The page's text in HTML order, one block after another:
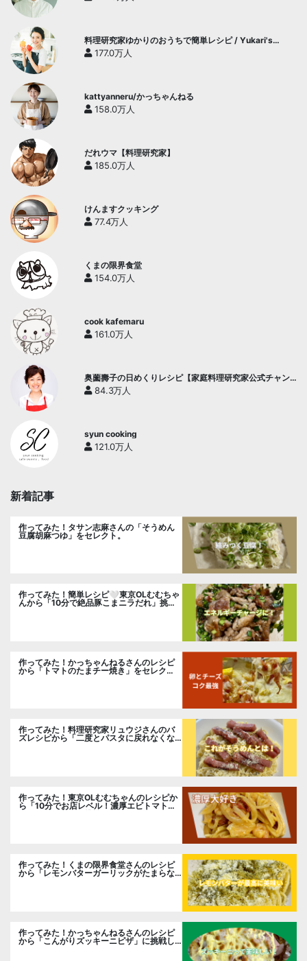
料理研究家ゆかりのおうちで簡単レシピ / Yukari's
Kitchen
177.0万人
kattyanneru/かっちゃんねる
158.0万人
だれウマ【料理研究家】
185.0万人
けんますクッキング
77.4万人
くまの限界食堂
154.0万人
cook kafemaru
161.0万人
奥薗壽子の日めくりレシピ【家庭料理研究家公式チャン
ネル】
84.3万人
syun cooking
121.0万人
新着記事
作ってみた！タサン志麻さんの「そうめん
豆腐胡麻つゆ」をセレクト。
作ってみた！簡単レシピ🤍東京OLむむちゃ
んから「10分で絶品豚こまニラだれ」挑
作ってみた！かっちゃんねるさんのレシピ
から「トマトのたまチー焼き」をセレク
ト。
作ってみた！料理研究家リュウジさんのバ
ズレシピから「二度とパスタに戻れなくな
作ってみた！東京OLむむちゃんのレシピか
ら「10分でお店レベル！濃厚エビトマトク
作ってみた！くまの限界食堂さんのレシピ
から「レモンバターガーリックがたまらな
作ってみた！かっちゃんねるさんのレシピ
から「こんがりズッキーニピザ」に挑戦し